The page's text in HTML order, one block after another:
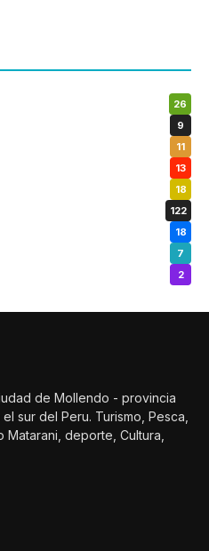
26
9
11
13
18
122
18
7
2
de Mollendo - provincia
sur del Peru. Turismo, Pesca,
Matarani, deporte, Cultura,